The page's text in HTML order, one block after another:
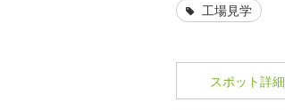
工場見学
スポット詳細